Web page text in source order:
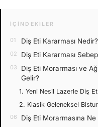
İÇINDEKILER
Diş Eti Kararması Nedir?
Diş Eti Kararması
Diş Eti Morarması ve
Gelir?
1. Yeni Nesil Lazerle Diş
2. Klasik Geleneksel
Diş Eti Morarmasına